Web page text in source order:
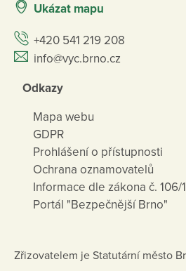
Ukázat mapu
+420 541 219 208
info@vyc.brno.cz
Odkazy
Mapa webu
GDPR
Prohlášení o přístupnosti
Ochrana oznamovatelů
Informace dle zákona č. 106/
Portál "Bezpečnější Brno"
Zřizovatelem je Statutární město